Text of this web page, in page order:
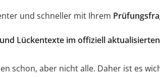
und schneller mit Ihrem
Lückentexte im offiziell
schon, aber nicht alle. Daher ist es